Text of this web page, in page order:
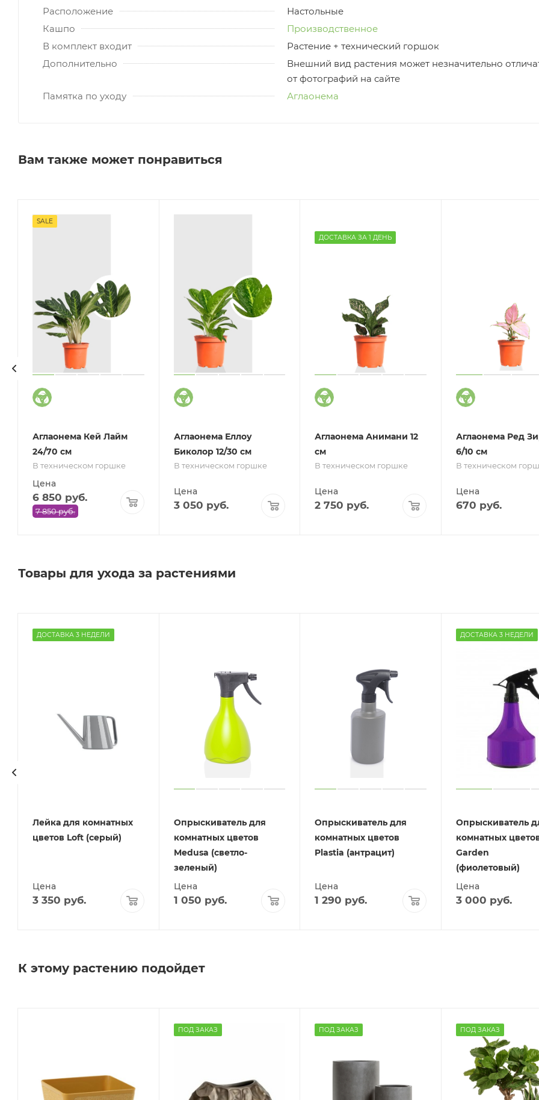
Расположение
Настольные
Кашпо
Производственное
В комплект входит
Растение + технический горшок
Дополнительно
Внешний вид растения может незначительно
от фотографий на сайте
Памятка по уходу
Аглаонема
Вам также может понравиться
SALE
Аглаонема Кей Лайм
24/70 см
В техническом горшке
Цена
6 850 руб.
7 850руб.
Аглаонема Еллоу
Биколор 12/30 см
В техническом горшке
Цена
3 050 руб.
ДОСТАВКА ЗА 1 ДЕНЬ
Аглаонема Анимани 12
см
В техническом горшке
Цена
2 750 руб.
Аглаонема Ред
6/10 см
В техническом
Цена
670 руб.
Товары для ухода за растениями
ДОСТАВКА 3 НЕДЕЛИ
Лейка для комнатных
цветов Loft (серый)
Цена
3 350 руб.
Опрыскиватель для
комнатных цветов
Medusa (светло-
зеленый)
Цена
1 050 руб.
Опрыскиватель для
комнатных цветов
Plastia (антрацит)
Цена
1 290 руб.
ДОСТАВКА 3 НЕДЕЛИ
Опрыскиватель
комнатных
Garden
(фиолетовый)
Цена
3 000 руб.
К этому растению подойдет
ПОД ЗАКАЗ ПОД ЗАКАЗ ПОД ЗАКАЗ